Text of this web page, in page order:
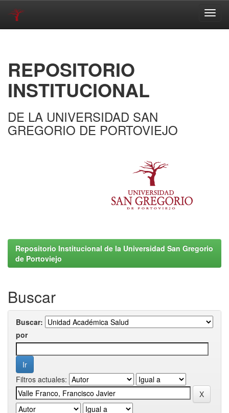
REPOSITORIO
INSTITUCIONAL
DE LA UNIVERSIDAD SAN
GREGORIO DE PORTOVIEJO
Repositorio Institucional de la Universidad San Gregorio
de Portoviejo
Buscar
Buscar:
por
Filtros actuales: